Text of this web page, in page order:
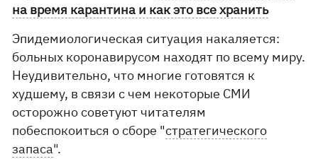
на время карантина и как это все хранить
Эпидемиологическая ситуация накаляется:
больных коронавирусом находят по всему миру.
Неудивительно, что многие готовятся к
худшему, в связи с чем некоторые СМИ
осторожно советуют читателям
побеспокоиться о сборе "стратегического
запаса".